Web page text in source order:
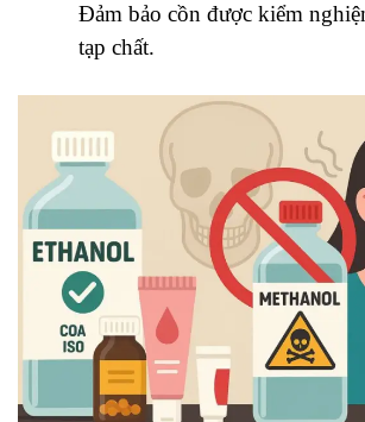
Đảm bảo cồn được kiểm
tạp chất.